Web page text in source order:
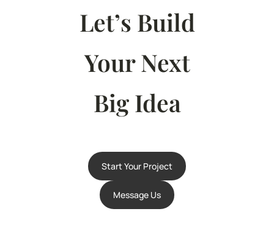
Let’s Build
Your Next
Big Idea
Start Your Project
Message Us